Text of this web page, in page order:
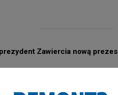
Zawiercia nową
na temat zaginionej
200 lub numerem